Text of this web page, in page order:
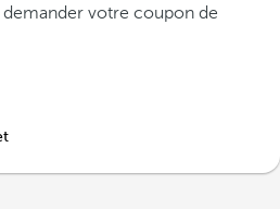
votre coupon de